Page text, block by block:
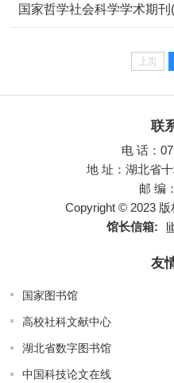
上页
联
电 话：
地 址：湖北省
邮 编
Copyright © 2023
馆长信箱:
友
国家图书馆
高校社科文献中心
湖北省数字图书馆
中国科技论文在线